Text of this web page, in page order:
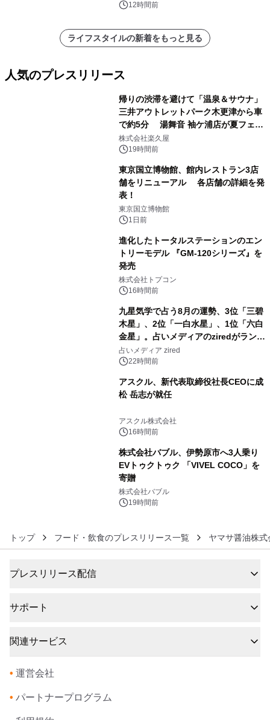
12時間前
ライフスタイルの新着をもっと見る
人気のプレスリリース
帰りの渋滞を避けて「温泉＆サウナ」
三井アウトレットパーク木更津から車
で約5分 湯舞音 袖ケ浦店が夏フェア
メニューを提供
株式会社楽久屋
19時間前
東京国立博物館、館内レストラン3店
舗をリニューアル 各店舗の詳細を発
表！
東京国立博物館
1日前
進化したトータルステーションのエン
トリーモデル 『GM-120シリーズ』を
発売
株式会社トプコン
16時間前
九星気学で占う8月の運勢、3位「三碧
木星」、2位「一白水星」、1位「六白
金星」。占いメディアのziredがランキ
ングを発表
占いメディア zired
22時間前
アスクル、新代表取締役社長CEOに成
松 岳志が就任
アスクル株式会社
16時間前
株式会社バブル、伊勢原市へ3人乗り
EVトゥクトゥク 「VIVEL COCO」を
寄贈
株式会社バブル
19時間前
トップ フード・飲食のプレスリリース一覧 ヤマサ醤油株式
プレスリリース配信
サポート
関連サービス
• 運営会社
• パートナープログラム